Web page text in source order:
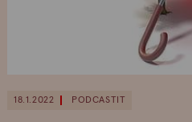
18.1.2022 PODCASTIT